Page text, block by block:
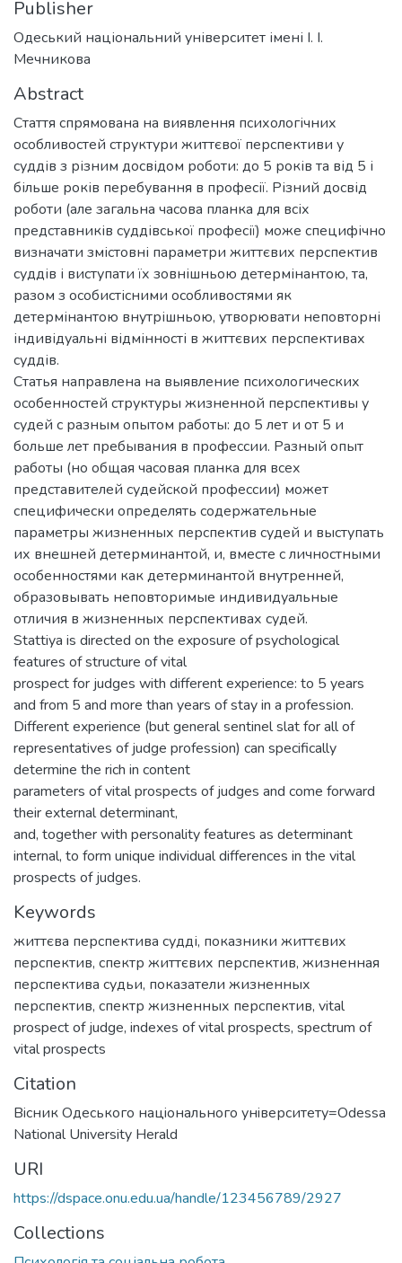
Publisher
Одеський національний університет імені І. І.
Мечникова
Abstract
Стаття спрямована на виявлення психологічних
особливостей структури життєвої перспективи у
суддів з різним досвідом роботи: до 5 років та від 5 і
більше років перебування в професії. Різний досвід
роботи (але загальна часова планка для всіх
представників суддівської професії) може специфічно
визначати змістовні параметри життєвих перспектив
суддів і виступати їх зовнішньою детермінантою, та,
разом з особистісними особливостями як
детермінантою внутрішньою, утворювати неповторні
індивідуальні відмінності в життєвих перспективах
суддів.
Статья направлена на выявление психологических
особенностей структуры жизненной перспективы у
судей с разным опытом работы: до 5 лет и от 5 и
больше лет пребывания в профессии. Разный опыт
работы (но общая часовая планка для всех
представителей судейской профессии) может
специфически определять содержательные
параметры жизненных перспектив судей и выступать
их внешней детерминантой, и, вместе с личностными
особенностями как детерминантой внутренней,
образовывать неповторимые индивидуальные
отличия в жизненных перспективах судей.
Stattiya is directed on the exposure of psychological
features of structure of vital
prospect for judges with different experience: to 5 years
and from 5 and more than years of stay in a profession.
Different experience (but general sentinel slat for all of
representatives of judge profession) can specifically
determine the rich in content
parameters of vital prospects of judges and come forward
their external determinant,
and, together with personality features as determinant
internal, to form unique individual differences in the vital
prospects of judges.
Keywords
життєва перспектива судді, показники життєвих
перспектив, спектр життєвих перспектив, жизненная
перспектива судьи, показатели жизненных
перспектив, спектр жизненных перспектив, vital
prospect of judge, indexes of vital prospects, spectrum of
vital prospects
Citation
Вiсник Одеського нацiонального унiверситету=Odessa
National University Herald
URI
https://dspace.onu.edu.ua/handle/123456789/2927
Collections